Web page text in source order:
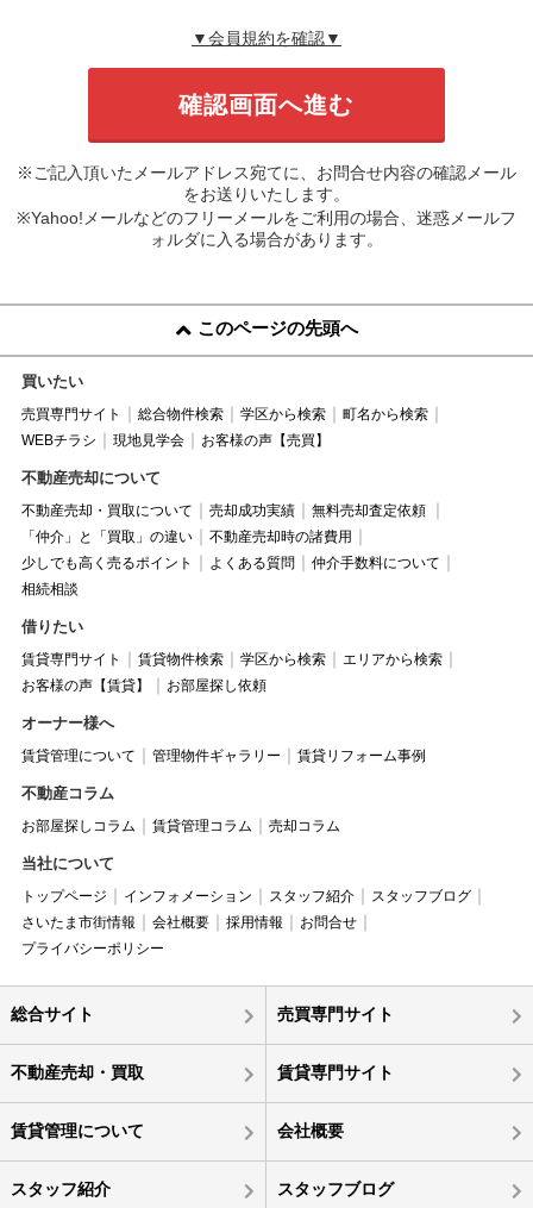
▼会員規約を確認▼
※ご記入頂いたメールアドレス宛てに、お問合せ内容の確認メール
をお送りいたします。
※Yahoo!メールなどのフリーメールをご利用の場合、迷惑メールフ
ォルダに入る場合があります。
このページの先頭へ
買いたい
売買専門サイト 総合物件検索 学区から検索
町名から検索
WEBチラシ
現地見学会 お客様の声【売買】
不動産売却について
不動産売却・買取について 売却成功実績
無料売却査定依頼
「仲介」と「買取」の違い
不動産売却時の諸費用
少しでも高く売るポイント
よくある質問
仲介手数料について
相続相談
借りたい
賃貸専門サイト 賃貸物件検索 学区から検索
エリアから検索
お客様の声【賃貸】
お部屋探し依頼
オーナー様へ
賃貸管理について 管理物件ギャラリー 賃貸リフォーム事例
不動産コラム
お部屋探しコラム 賃貸管理コラム 売却コラム
当社について
トップページ インフォメーション スタッフ紹介
スタッフブログ
さいたま市街情報
会社概要 採用情報
お問合せ
プライバシーポリシー
総合サイト 売買専門サイト
不動産売却・買取 賃貸専門サイト
賃貸管理について 会社概要
スタッフ紹介 スタッフブログ